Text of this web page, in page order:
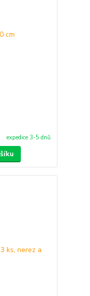
expedice 3-5 dnů